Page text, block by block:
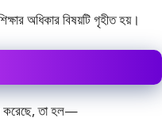
অধিকার বিষয়টি গৃহীত হয়।
করেছে, তা হল—